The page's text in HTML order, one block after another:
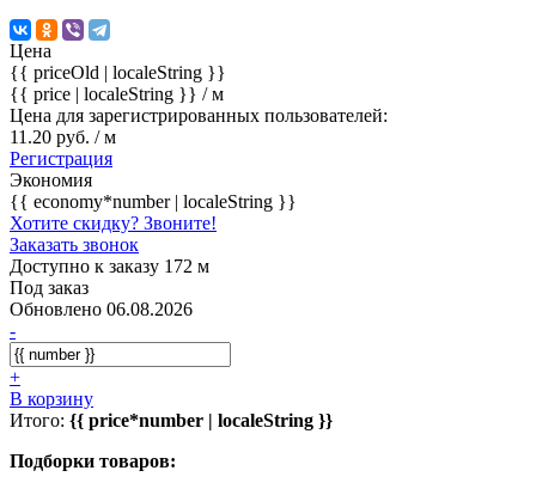
Цена
{{ priceOld | localeString }}
{{ price | localeString }} / м
Цена для зарегистрированных пользователей:
11.20 руб. / м
Регистрация
Экономия
{{ economy*number | localeString }}
Хотите скидку? Звоните!
Заказать звонок
Доступно к заказу 172 м
Под заказ
Обновлено 06.08.2026
-
+
В корзину
Итого: {{ price*number | localeString }}
Подборки товаров: